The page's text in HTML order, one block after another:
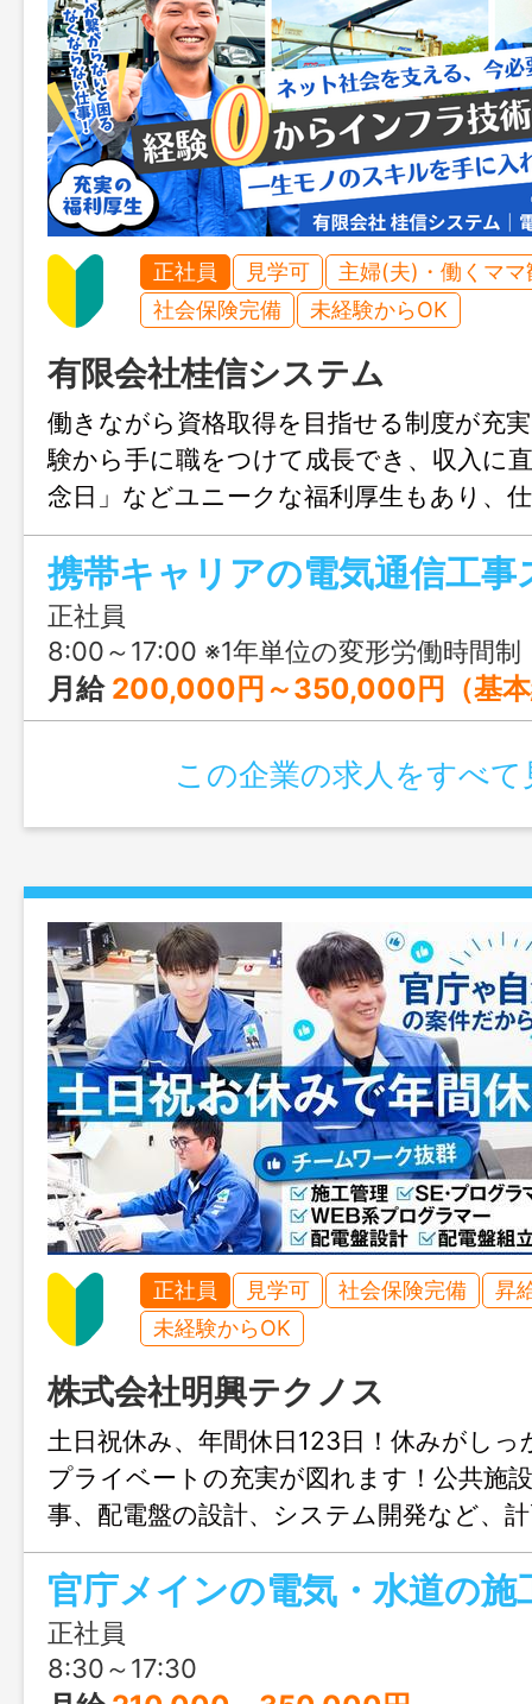
正社員 見学可
主婦(夫)・働くママ
社会保険完備
未経験からOK
有限会社桂信システム
働きながら資格取得を目指せる制度が充
験から手に職をつけて成長でき、収入に
念日」などユニークな福利厚生もあり、
トも大切にできる職場です。チームで動
も安心してスタートできますよ！
携帯キャリアの電気通信工事
正社員
8:00～17:00 ※1年単位の変形労働時間制
月給 200,000円～350,000円（基本給）＋各種手当 ※今の収入
この企業の求人をすべて
正社員 見学可 社会保険完備
昇
未経験からOK
株式会社明興テクノス
土日祝休み、年間休日123日！休みがし
プライベートの充実が図れます！公共施
事、配電盤の設計、システム開発など、
を一貫して行っているので様々な分野の
おかつ仕事がしやすいのが魅力です！
正社員
8:30～17:30